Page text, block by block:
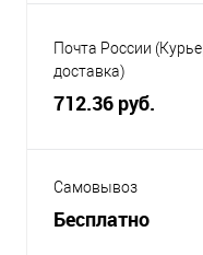
Почта России
доставка)
712.36 руб.
Самовывоз
Бесплатно